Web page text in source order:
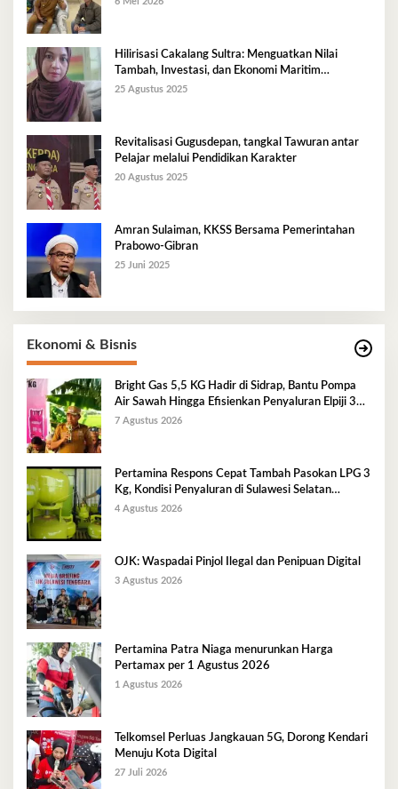
Hilirisasi Cakalang Sultra: Menguatkan Nilai
Tambah, Investasi, dan Ekonomi Maritim
Berkelanjutan
25 Agustus 2025
Revitalisasi Gugusdepan, tangkal Tawuran antar
Pelajar melalui Pendidikan Karakter
20 Agustus 2025
Amran Sulaiman, KKSS Bersama Pemerintahan
Prabowo-Gibran
25 Juni 2025
Ekonomi & Bisnis
Bright Gas 5,5 KG Hadir di Sidrap, Bantu Pompa
Air Sawah Hingga Efisienkan Penyaluran Elpiji 3
Kg
7 Agustus 2026
Pertamina Respons Cepat Tambah Pasokan LPG 3
Kg, Kondisi Penyaluran di Sulawesi Selatan
Berlangsung Kondusif
4 Agustus 2026
OJK: Waspadai Pinjol Ilegal dan Penipuan Digital
3 Agustus 2026
Pertamina Patra Niaga menurunkan Harga
Pertamax per 1 Agustus 2026
1 Agustus 2026
Telkomsel Perluas Jangkauan 5G, Dorong Kendari
Menuju Kota Digital
27 Juli 2026